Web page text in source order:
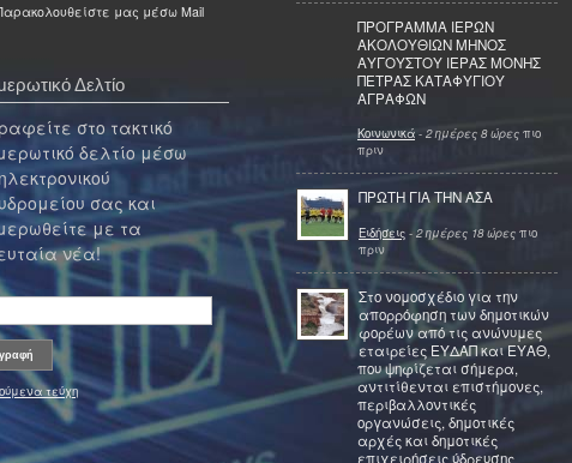
μας μέσω Mail
Δελτίο
στο τακτικό
δελτίο μέσω
σας και
με τα
νέα!
τεύχη
ΠΡΟΓΡΑΜΜΑ ΙΕΡΩΝ
ΑΚΟΛΟΥΘΙΩΝ ΜΗΝΟΣ
ΑΥΓΟΥΣΤΟΥ ΙΕΡΑΣ ΜΟΝΗΣ
ΠΕΤΡΑΣ ΚΑΤΑΦΥΓΙΟΥ
ΑΓΡΑΦΩΝ
Κοινωνικά - 2 ημέρες 8 ώρες πιο
πριν
ΠΡΩΤΗ ΓΙΑ ΤΗΝ ΑΣΑ
Ειδήσεις - 2 ημέρες 18 ώρες πιο
πριν
Στο νομοσχέδιο για την
απορρόφηση των δημοτικών
φορέων από τις ανώνυμες
εταιρείες ΕΥΔΑΠ και ΕΥΑΘ,
που ψηφίζεται σήμερα,
αντιτίθενται επιστήμονες,
περιβαλλοντικές
οργανώσεις, δημοτικές
αρχές και δημοτικές
επιχειρήσεις ύδρευσης